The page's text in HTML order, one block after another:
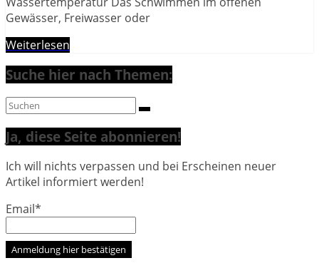
Gewässer, Freiwasser oder
Weiterlesen
Suche hier nach Themen:
Ja, diese Seite abonnieren!
Ich will nichts verpassen und bei Erscheinen neuer
Artikel informiert werden!
Email*